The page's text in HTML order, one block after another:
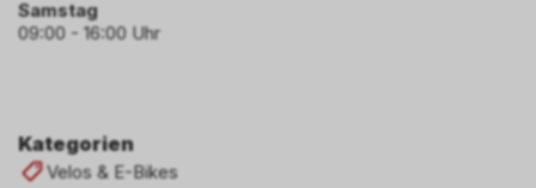
Kategorien
Velos & E-Bikes
Samstag
09:00 - 16:00 Uhr